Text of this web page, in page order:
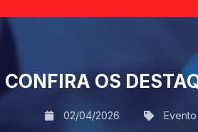
OS
02/04/2026 Evento